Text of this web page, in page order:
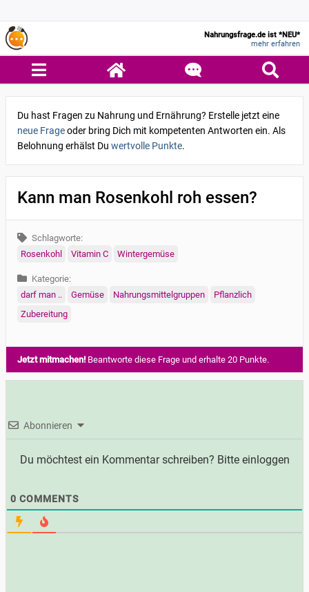
Nahrungsfrage.de ist *NEU*
mehr erfahren
Du hast Fragen zu Nahrung und Ernährung? Erstelle jetzt eine
neue Frageoder bring Dich mit kompetenten Antworten ein. Als
Belohnung erhälst Du wertvolle Punkte.
Kann man Rosenkohl roh essen?
Schlagworte:
Rosenkohl
Vitamin C Wintergemüse
Kategorie:
darf man ..
Gemüse Nahrungsmittelgruppen
Pflanzlich
Zubereitung
Jetzt mitmachen! Beantworte diese Frage und erhalte 20 Punkte.
Abonnieren
Du möchtest ein Kommentar schreiben? Bitte einloggen
0 COMMENTS